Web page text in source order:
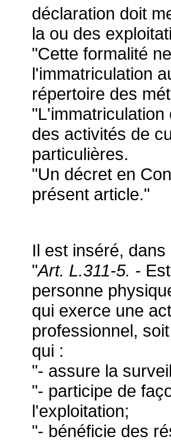
déclaration doit
la ou des
"Cette formalité
l'immatriculation
répertoire des
des activités de
particulières.
"Un décret en
présent article."
Il est inséré,
"Art. L.311-5. -
personne
qui exerce une
professionnel,
qui :
"- assure la
"- participe de
l'exploitation;
"- bénéficie des